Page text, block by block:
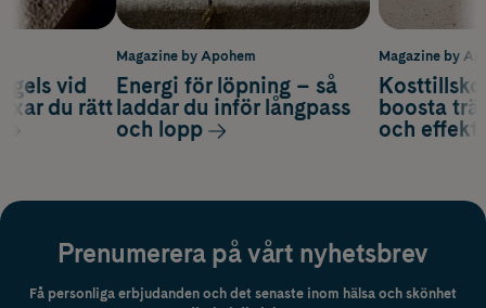
Magazine by
boosta
och
gels vid
du rätt
Magazine by Apohem
Energi för löpning – så
laddar du inför långpass
och lopp
Prenumerera på vårt nyhetsbrev
Få personliga erbjudanden och det senaste inom hälsa och skönhet